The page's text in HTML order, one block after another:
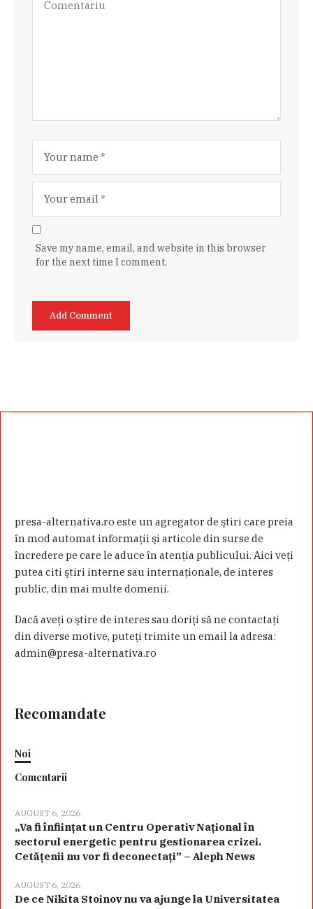
Save my name, email, and website in this browser
for the next time I comment.
presa-alternativa.ro este un agregator de ştiri care preia
în mod automat informaţii şi articole din surse de
încredere pe care le aduce în atenţia publicului. Aici veţi
putea citi ştiri interne sau internaţionale, de interes
public, din mai multe domenii.
Dacă aveţi o ştire de interes sau doriţi să ne contactaţi
din diverse motive, puteţi trimite un email la adresa:
admin@presa-alternativa.ro
Recomandate
Noi
Comentarii
AUGUST 6, 2026
„Va fi înființat un Centru Operativ Național în
sectorul energetic pentru gestionarea crizei.
Cetățenii nu vor fi deconectați” – Aleph News
AUGUST 6, 2026
De ce Nikita Stoinov nu va ajunge la Universitatea